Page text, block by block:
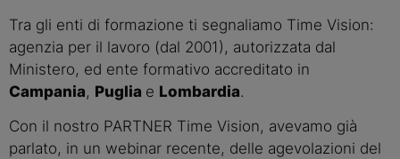
Tra gli enti di formazione ti segnaliamo Time Vision:
agenzia per il lavoro (dal 2001), autorizzata dal
Campania, Puglia e Lombardia.
Con il nostro PARTNER Time Vision, avevamo già
parlato, in un webinar recente, delle agevolazioni del